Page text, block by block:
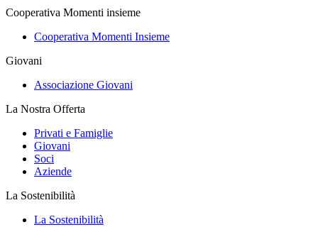
Cooperativa Momenti insieme
Cooperativa Momenti Insieme
Giovani
Associazione Giovani
La Nostra Offerta
Privati e Famiglie
Giovani
Soci
Aziende
La Sostenibilità
La Sostenibilità